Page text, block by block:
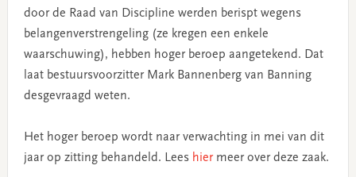
door de Raad van Discipline werden berispt wegens
belangenverstrengeling (ze kregen een enkele
waarschuwing), hebben hoger beroep aangetekend. Dat
laat bestuursvoorzitter Mark Bannenberg van Banning
desgevraagd weten.
Het hoger beroep wordt naar verwachting in mei van dit
jaar op zitting behandeld. Lees hiermeer over deze zaak.